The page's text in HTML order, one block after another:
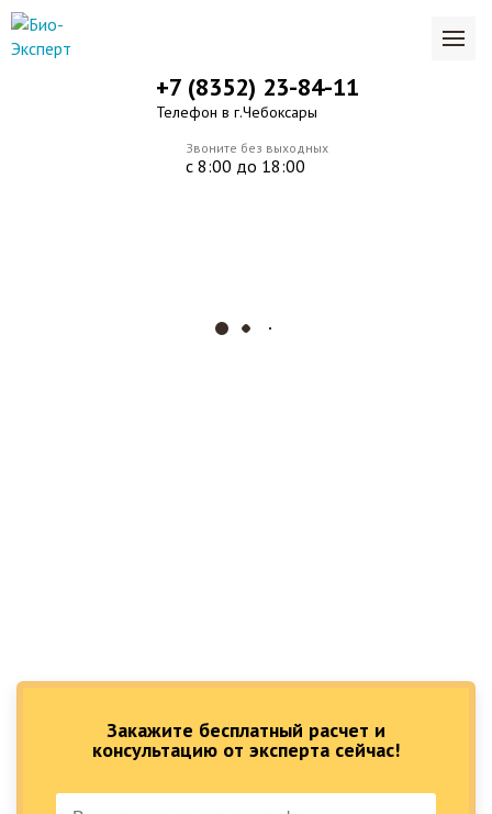
Закажите бесплатный расчет и
консультацию от эксперта сейчас!
Звоните без выходных
с 8:00 до 18:00
+7 (8352) 23-84-11
Телефон в г.Чебоксары